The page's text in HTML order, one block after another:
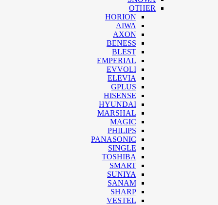
OTHER
HORION
AIWA
AXON
BENESS
BLEST
EMPERIAL
EVVOLI
ELEVIA
GPLUS
HISENSE
HYUNDAI
MARSHAL
MAGIC
PHILIPS
PANASONIC
SINGLE
TOSHIBA
SMART
SUNIYA
SANAM
SHARP
VESTEL